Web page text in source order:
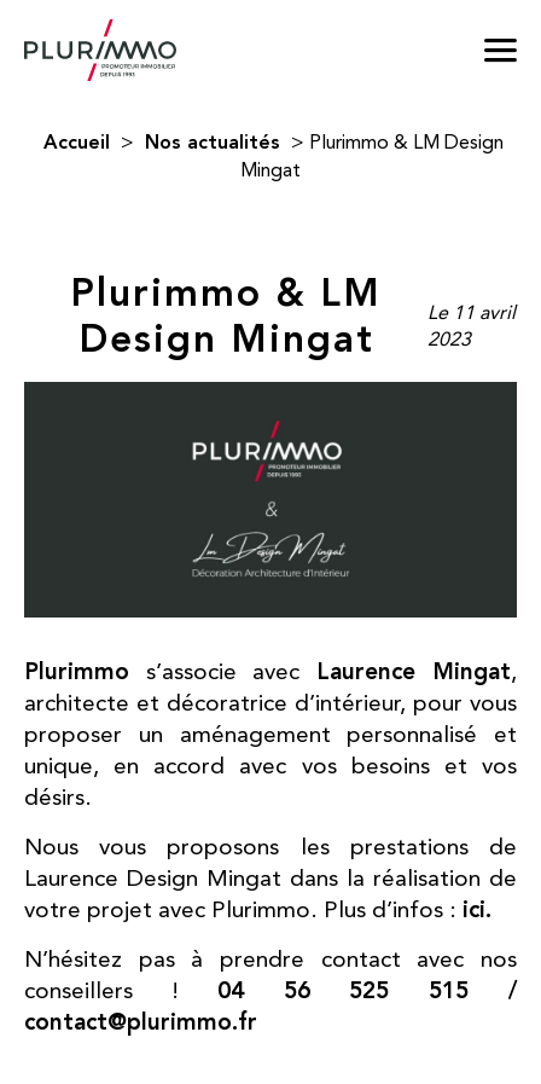
Accueil > Nos actualités > Plurimmo & LM Design
Mingat
Plurimmo & LM
Design Mingat
Le 11 avril
2023
Plurimmo s’associe avec Laurence Mingat,
architecte et décoratrice d’intérieur, pour vous
proposer un aménagement personnalisé et
unique, en accord avec vos besoins et vos
désirs.
Nous vous proposons les prestations de
Laurence Design Mingat dans la réalisation de
votre projet avec Plurimmo. Plus d’infos : ici.
N’hésitez pas à prendre contact avec nos
conseillers ! 04 56 525 515 /
contact@plurimmo.fr